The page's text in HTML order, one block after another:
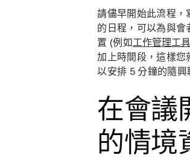
請儘早開始此流程，
的日程，可以為與會
置 (例如工作管理工具
加上時間段，這樣您
以安排 5 分鐘的隨
在會議
的情境